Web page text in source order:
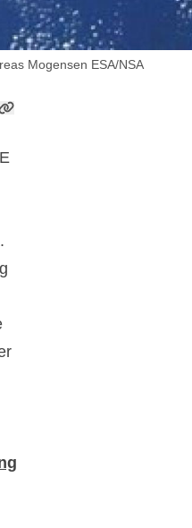
Mogensen ESA/NSA